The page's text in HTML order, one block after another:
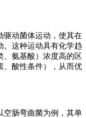
驱动菌体运动，使其在
。这种运动具有化学趋
、氨基酸）浓度高的区
、酸性条件），从而优
空肠弯曲菌为例，其单